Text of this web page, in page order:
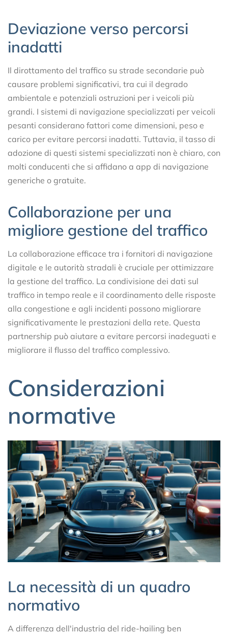
Deviazione verso percorsi
inadatti
Il dirottamento del traffico su strade secondarie può
causare problemi significativi, tra cui il degrado
ambientale e potenziali ostruzioni per i veicoli più
grandi. I sistemi di navigazione specializzati per veicoli
pesanti considerano fattori come dimensioni, peso e
carico per evitare percorsi inadatti. Tuttavia, il tasso di
adozione di questi sistemi specializzati non è chiaro, con
molti conducenti che si affidano a app di navigazione
generiche o gratuite.
Collaborazione per una
migliore gestione del traffico
La collaborazione efficace tra i fornitori di navigazione
digitale e le autorità stradali è cruciale per ottimizzare
la gestione del traffico. La condivisione dei dati sul
traffico in tempo reale e il coordinamento delle risposte
alla congestione e agli incidenti possono migliorare
significativamente le prestazioni della rete. Questa
partnership può aiutare a evitare percorsi inadeguati e
migliorare il flusso del traffico complessivo.
Considerazioni
normative
La necessità di un quadro
normativo
A differenza dell'industria del ride-hailing ben